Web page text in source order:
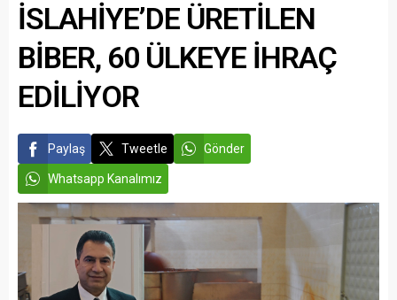
İSLAHİYE’DE ÜRETİLEN
BİBER, 60 ÜLKEYE İHRAÇ
EDİLİYOR
Paylaş Tweetle Gönder
Whatsapp Kanalımız